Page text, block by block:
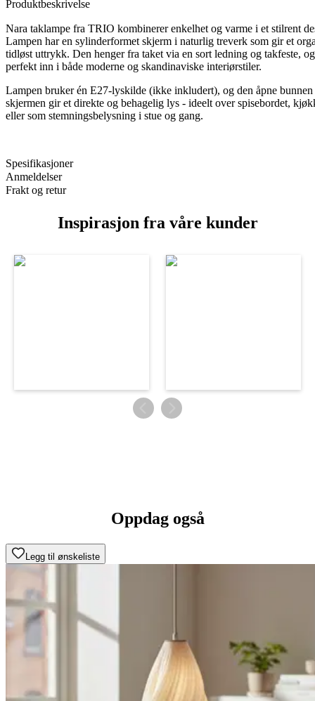
Produktbeskrivelse
Nara taklampe fra TRIO kombinerer enkelhet og varme i et stilrent
Lampen har en sylinderformet skjerm i naturlig treverk som gir et
tidløst uttrykk. Den henger fra taket via en sort ledning og takfeste,
perfekt inn i både moderne og skandinaviske interiørstiler.
Lampen bruker én E27-lyskilde (ikke inkludert), og den åpne bunnen
skjermen gir et direkte og behagelig lys - ideelt over spisebordet,
eller som stemningsbelysning i stue og gang.
Spesifikasjoner
Anmeldelser
Frakt og retur
Inspirasjon fra våre kunder
Oppdag også
Legg til ønskeliste